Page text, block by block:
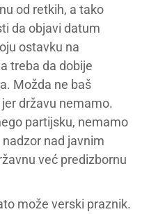
od retkih, a tako
da objavi datum
ostavku na
treba da dobije
Možda ne baš
državu nemamo.
partijsku, nemamo
nad javnim
već predizbornu
može verski praznik.